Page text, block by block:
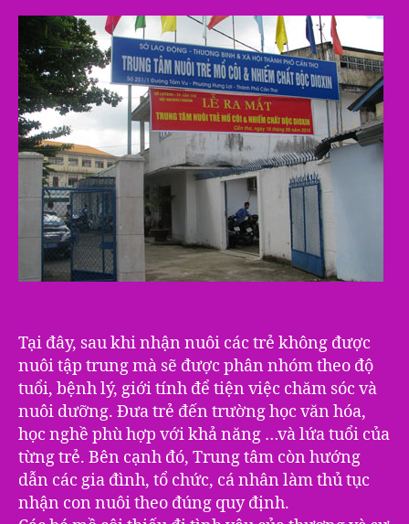
Tại đây, sau khi nhận nuôi các trẻ không được
nuôi tập trung mà sẽ được phân nhóm theo độ
tuổi, bệnh lý, giới tính để tiện việc chăm sóc và
nuôi dưỡng. Đưa trẻ đến trường học văn hóa,
học nghề phù hợp với khả năng …và lứa tuổi của
từng trẻ. Bên cạnh đó, Trung tâm còn hướng
dẫn các gia đình, tổ chức, cá nhân làm thủ tục
nhận con nuôi theo đúng quy định.